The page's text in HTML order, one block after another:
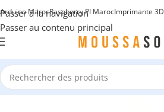
Passer à la navigation
Passer au contenu principal
Arduino MarocRaspberry PI MarocImprimante 3D